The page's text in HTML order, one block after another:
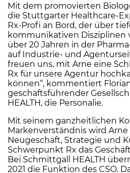
Mit dem promovierten
die Stuttgarter Healthcare-
Rx-Profi an Bord, der über
kommunikativen Disziplinen
über 20 Jahren in der
auf Industrie- und
freuen uns, mit Arne eine
Rx für unsere Agentur
können“, kommentiert
geschäftsführender
HEALTH, die Personalie.
Mit seinem ganzheitlichen
Markenverständnis wird
Neugeschäft, Strategie und
Schwerpunkt Rx das
Bei Schmittgall HEALTH
2021 die Funktion des CSO.